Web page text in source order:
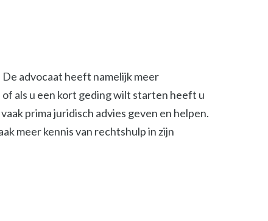
advocaat heeft namelijk meer
als u een kort geding wilt starten heeft u
prima juridisch advies geven en helpen.
meer kennis van rechtshulp in zijn